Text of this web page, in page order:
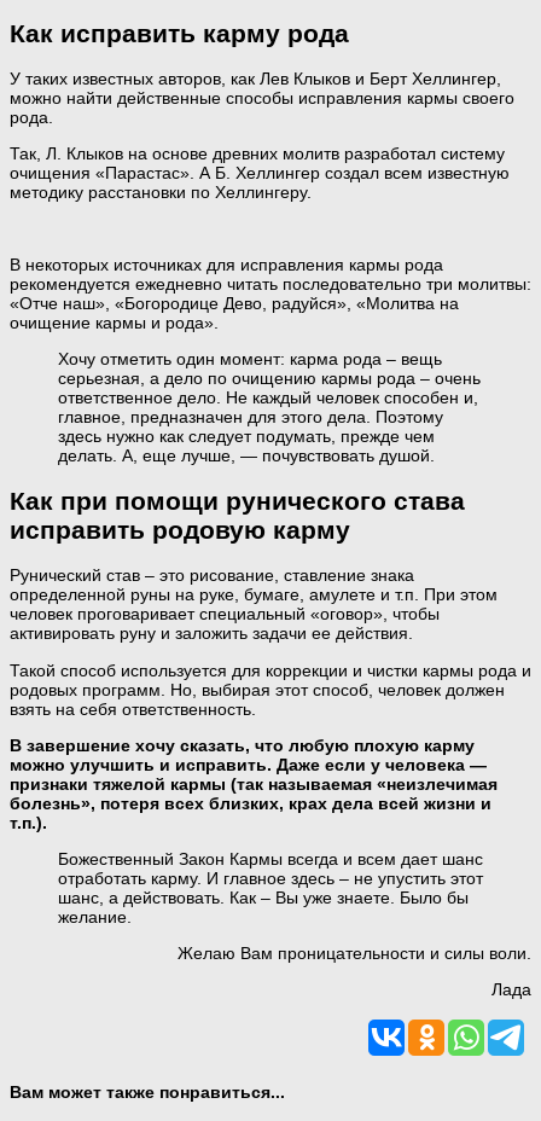
Как исправить карму рода
У таких известных авторов, как Лев Клыков и Берт Хеллингер,
можно найти действенные способы исправления кармы своего
рода.
Так, Л. Клыков на основе древних молитв разработал систему
очищения «Парастас». А Б. Хеллингер создал всем известную
методику расстановки по Хеллингеру.
В некоторых источниках для исправления кармы рода
рекомендуется ежедневно читать последовательно три молитвы:
«Отче наш», «Богородице Дево, радуйся», «Молитва на
очищение кармы и рода».
Хочу отметить один момент: карма рода – вещь
серьезная, а дело по очищению кармы рода – очень
ответственное дело. Не каждый человек способен и,
главное, предназначен для этого дела. Поэтому
здесь нужно как следует подумать, прежде чем
делать. А, еще лучше, — почувствовать душой.
Как при помощи рунического става
исправить родовую карму
Рунический став – это рисование, ставление знака
определенной руны на руке, бумаге, амулете и т.п. При этом
человек проговаривает специальный «оговор», чтобы
активировать руну и заложить задачи ее действия.
Такой способ используется для коррекции и чистки кармы рода и
родовых программ. Но, выбирая этот способ, человек должен
взять на себя ответственность.
В завершение хочу сказать, что любую плохую карму
можно улучшить и исправить. Даже если у человека —
признаки тяжелой кармы (так называемая «неизлечимая
болезнь», потеря всех близких, крах дела всей жизни и
т.п.).
Божественный Закон Кармы всегда и всем дает шанс
отработать карму. И главное здесь – не упустить этот
шанс, а действовать. Как – Вы уже знаете. Было бы
желание.
Желаю Вам проницательности и силы воли.
Лада
Вам может также понравиться...